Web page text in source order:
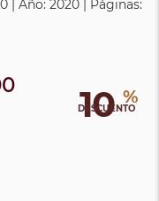
| Año: 2020 | Páginas:
10 %
DESCUENTO